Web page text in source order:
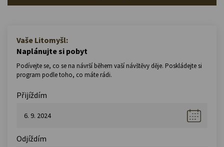
Vaše Litomyšl:
Naplánujte si pobyt
Podívejte se, co se na návrší během vaší návštěvy děje. Poskládejte si
program podle toho, co máte rádi.
Přijíždím
Odjíždím